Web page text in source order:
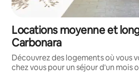
Locations moyenne et
Carbonara
Découvrez des logements où vous
chez vous pour un séjour d'un mois